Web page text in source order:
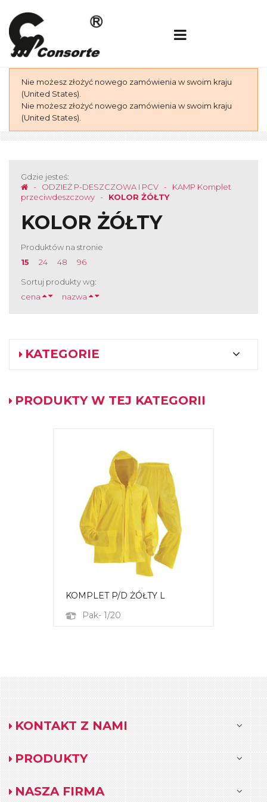
Nie możesz złożyć nowego zamówienia w swoim kraju
(United States).
Nie możesz złożyć nowego zamówienia w swoim kraju
(United States).
Gdzie jesteś:
ODZIEŻ P-DESZCZOWA I PCV
KAMP Komplet
przeciwdeszczowy
KOLOR ŻÓŁTY
KOLOR ŻÓŁTY
Produktów na stronie
15
24 48 96
Sortuj produkty wg:
cena
nazwa
KATEGORIE
PRODUKTY W TEJ KATEGORII
KOMPLET P/D ŻÓŁTY L
Pak- 1/20
KONTAKT Z NAMI
PRODUKTY
NASZA FIRMA